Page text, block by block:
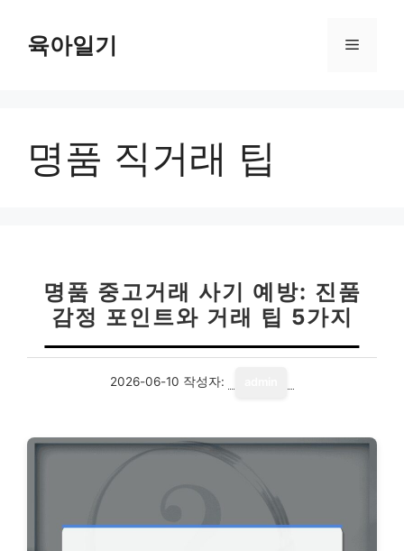
육아일기 메
명품 직거래 팁
명품 중고거래 사기 예방: 진품
감정 포인트와 거래 팁 5가지
2026-06-10 작성자: